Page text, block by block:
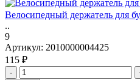
Велосипедный держатель для
..
9
Артикул: 2010000004425
115 ₽
-